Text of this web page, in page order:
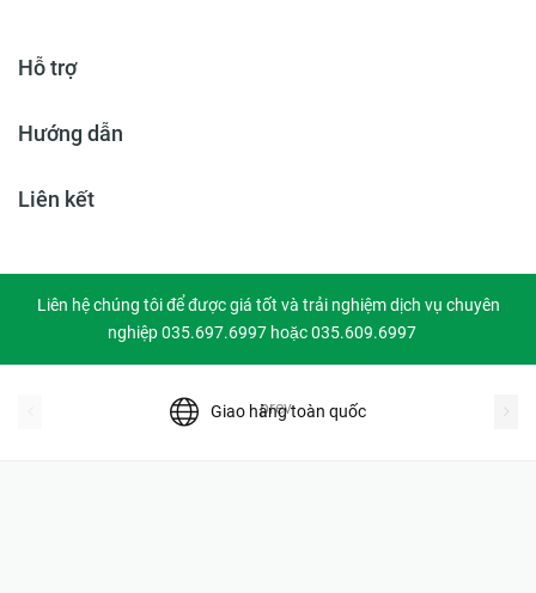
Hỗ trợ
Hướng dẫn
Liên kết
Liên hệ chúng tôi để được giá tốt và trải nghiệm dịch vụ chuyên
nghiệp 035.697.6997 hoặc 035.609.6997
Giao hàng toàn quốc
prev